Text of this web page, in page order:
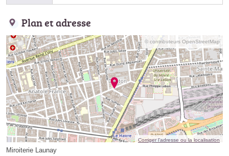
Plan et adresse
© contributeurs OpenStreetMap
Corriger l’adresse ou la localisation
Miroiterie Launay